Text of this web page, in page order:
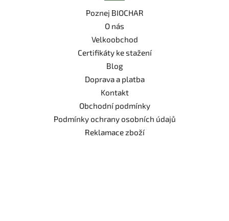
Poznej BIOCHAR
O nás
Velkoobchod
Certifikáty ke stažení
Blog
Doprava a platba
Kontakt
Obchodní podmínky
Podmínky ochrany osobních údajů
Reklamace zboží